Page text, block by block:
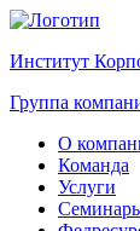
Институт
Группа
О
Команда
Услуги